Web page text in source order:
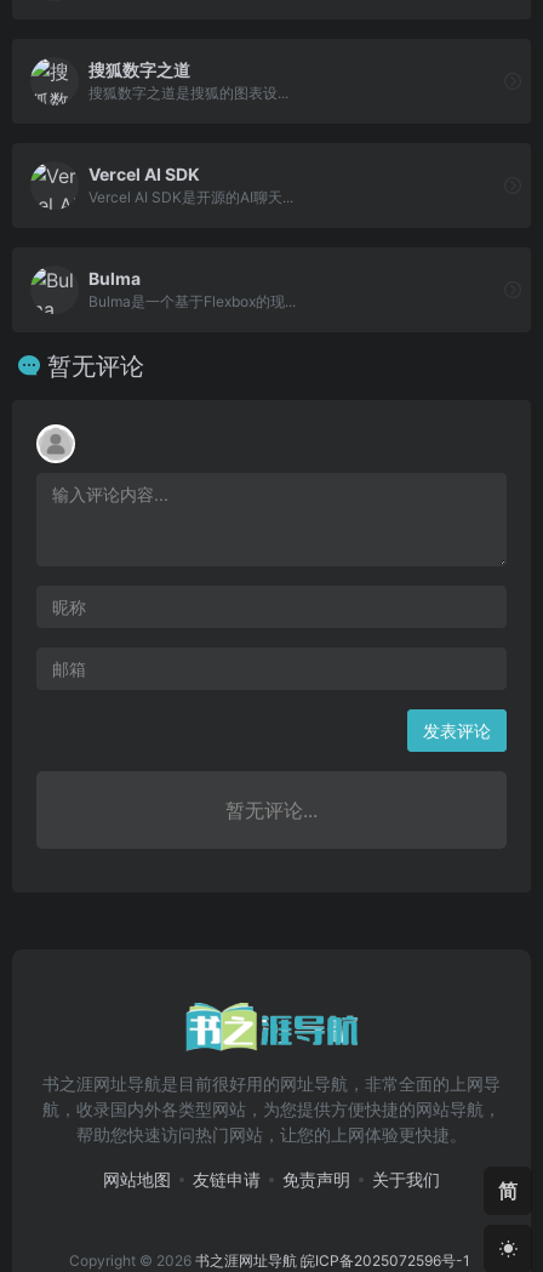
搜狐数字之道
搜狐数字之道是搜狐的图表设...
Vercel AI SDK
Vercel AI SDK是开源的AI聊天...
Bulma
Bulma是一个基于Flexbox的现...
暂无评论
发表评论
暂无评论...
书之涯网址导航是目前很好用的网址导航，非常全面的上网导
航，收录国内外各类型网站，为您提供方便快捷的网站导航，
帮助您快速访问热门网站，让您的上网体验更快捷。
网站地图 友链申请 免责声明 关于我们
Copyright © 2026 书之涯网址导航 皖ICP备2025072596号-1
简